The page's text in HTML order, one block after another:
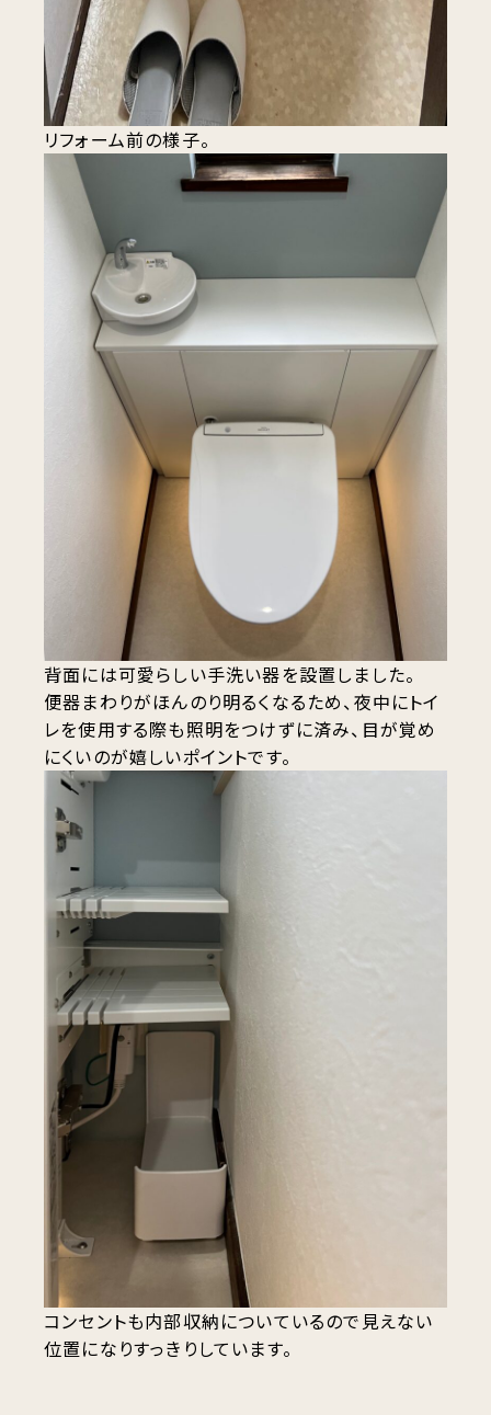
リフォーム前の様子。
背面には可愛らしい手洗い器を設置しました。
便器まわりがほんのり明るくなるため、夜中にトイ
レを使用する際も照明をつけずに済み、目が覚め
にくいのが嬉しいポイントです。
コンセントも内部収納についているので見えない
位置になりすっきりしています。